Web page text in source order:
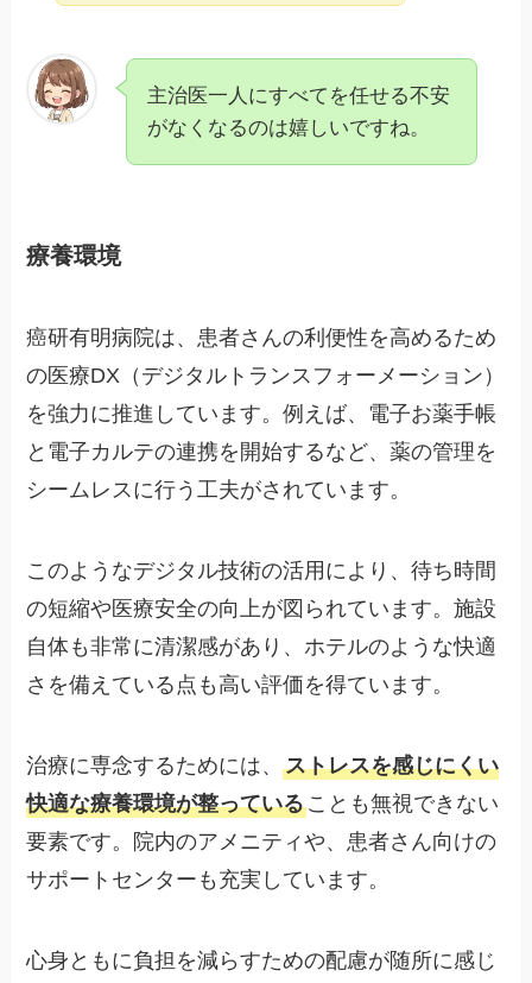
主治医一人にすべてを任せる不安
がなくなるのは嬉しいですね。
療養環境
癌研有明病院は、患者さんの利便性を高めるため
の医療DX（デジタルトランスフォーメーション）
を強力に推進しています。例えば、電子お薬手帳
と電子カルテの連携を開始するなど、薬の管理を
シームレスに行う工夫がされています。
このようなデジタル技術の活用により、待ち時間
の短縮や医療安全の向上が図られています。施設
自体も非常に清潔感があり、ホテルのような快適
さを備えている点も高い評価を得ています。
治療に専念するためには、ストレスを感じにくい
快適な療養環境が整っていることも無視できない
要素です。院内のアメニティや、患者さん向けの
サポートセンターも充実しています。
心身ともに負担を減らすための配慮が随所に感じ